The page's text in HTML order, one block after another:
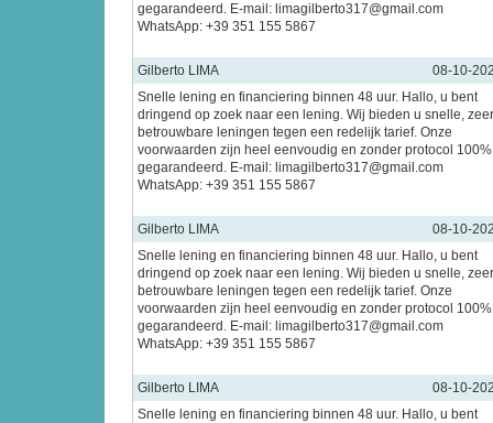
gegarandeerd. E-mail: limagilberto317@gmail.com
WhatsApp: +39 351 155 5867
Gilberto LIMA
08-10-
Snelle lening en financiering binnen 48 uur. Hallo, u bent
dringend op zoek naar een lening. Wij bieden u snelle, zeer
betrouwbare leningen tegen een redelijk tarief. Onze
voorwaarden zijn heel eenvoudig en zonder protocol 100%
gegarandeerd. E-mail: limagilberto317@gmail.com
WhatsApp: +39 351 155 5867
Gilberto LIMA
08-10-
Snelle lening en financiering binnen 48 uur. Hallo, u bent
dringend op zoek naar een lening. Wij bieden u snelle, zeer
betrouwbare leningen tegen een redelijk tarief. Onze
voorwaarden zijn heel eenvoudig en zonder protocol 100%
gegarandeerd. E-mail: limagilberto317@gmail.com
WhatsApp: +39 351 155 5867
Gilberto LIMA
08-10-
Snelle lening en financiering binnen 48 uur. Hallo, u bent